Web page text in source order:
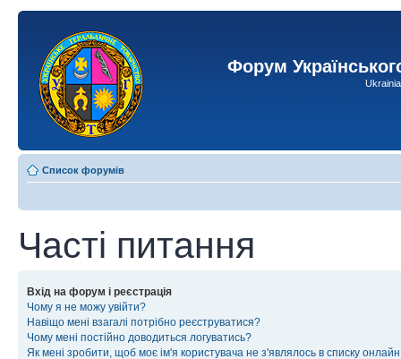
Форум
Список форумів
Часті питання
Вхід на форум і реєстрація
Чому я не можу увійти?
Навіщо мені взагалі потрібно реєструватися?
Чому мені постійно доводиться логуватись?
Як мені зробити, щоб моє ім'я користувача не з'являлось в списку онлайн